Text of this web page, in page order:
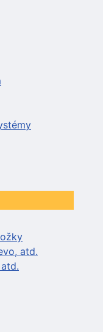
atd.